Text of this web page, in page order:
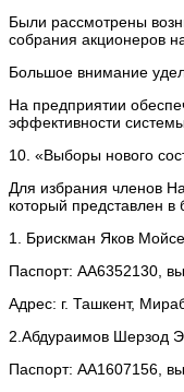
Были рассмотрены
собрания акционеров
Большое внимание
На предприятии
эффективности
10. «Выборы нового
Для избрания членов
который представлен
1. Брискман Яков
Паспорт: АА6352130,
Адрес: г. Ташкент,
2.Абдураимов Шерзод
Паспорт: АА1607156,